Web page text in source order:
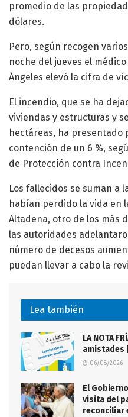
promedio de las
dólares.
Pero, según recogen
noche del jueves el
Ángeles elevó la cifra de
El incendio, que se ha
viviendas y estructuras y
hectáreas, ha presentado
contención de un 6 %,
de Protección contra
Los fallecidos se suman a
habían perdido la vida en
Altadena, otro de los más
las autoridades
número de decesos
puedan llevar a cabo la
Lea también
LA NOTA
amistades
06/08/2026
El
visita del
reconciliar